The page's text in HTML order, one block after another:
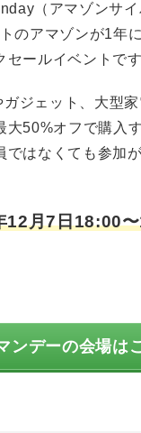
（アマゾンサイ
のアマゾンが1年
セールイベントです
ジェット、大型
大50%オフで購入
ではなくても参加
12月7日18:00
ンデーの会場は